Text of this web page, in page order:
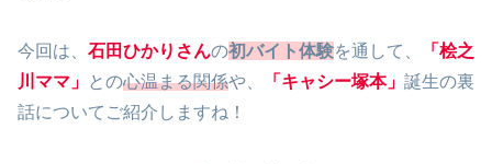
今回は、 石田ひかりさんの初バイト体験を通して、
「桧之
川ママ」
との心温まる関係や、 「 キャシー塚本」 誕生の裏
話についてご紹介しますね！